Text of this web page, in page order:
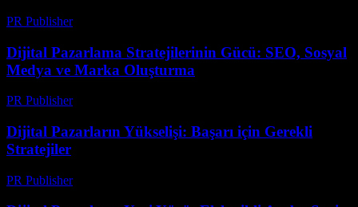
PR Publisher-
Dijital Pazarlama Stratejilerinin Gücü: SEO, Sosyal
Medya ve Marka Oluşturma
PR Publisher-
Dijital Pazarların Yükselişi: Başarı için Gerekli
Stratejiler
PR Publisher-